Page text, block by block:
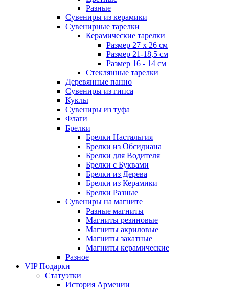
Разные
Сувениры из керамики
Сувенирные тарелки
Керамические тарелки
Размер 27 х 26 см
Размер 21-18,5 см
Размер 16 - 14 см
Стеклянные тарелки
Деревянные панно
Сувениры из гипса
Куклы
Сувениры из туфа
Флаги
Брелки
Брелки Настальгия
Брелки из Обсидиана
Брелки для Водителя
Брелки с Буквами
Брелки из Дерева
Брелки из Керамики
Брелки Разные
Сувениры на магните
Разные магниты
Магниты резиновые
Магниты акриловые
Магниты закатные
Магниты керамические
Разное
VIP Подарки
Статуэтки
История Армении